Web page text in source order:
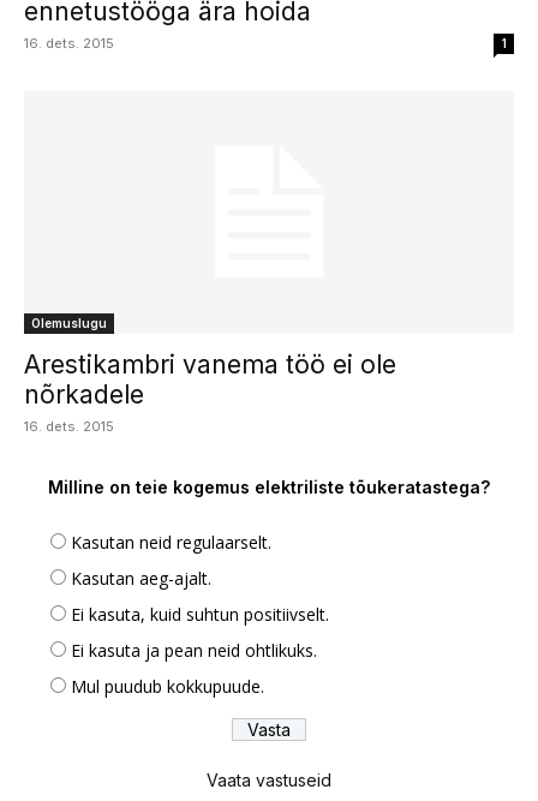
ennetustööga ära hoida
16. dets. 2015 1
Olemuslugu
Arestikambri vanema töö ei ole
nõrkadele
16. dets. 2015
Milline on teie kogemus elektriliste tõukeratastega?
Kasutan neid regulaarselt.
Kasutan aeg-ajalt.
Ei kasuta, kuid suhtun positiivselt.
Ei kasuta ja pean neid ohtlikuks.
Mul puudub kokkupuude.
Vaata vastuseid